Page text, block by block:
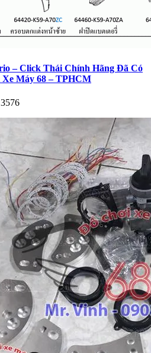
– Click Thái Chính Hãng Đã Có
Máy 68 – TPHCM